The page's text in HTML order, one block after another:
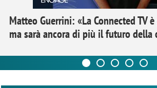
Matteo Guerrini: «La Connected TV
ma sarà ancora di più il futuro della